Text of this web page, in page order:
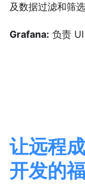
及数据过滤和筛选
Grafana: 负责 UI
让远程
开发的